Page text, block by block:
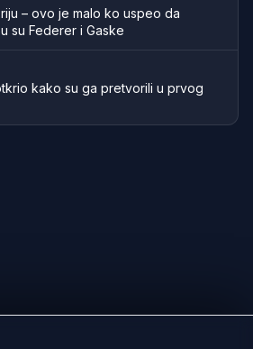
– ovo je malo ko uspeo da
su Federer i Gaske
kako su ga pretvorili u prvog